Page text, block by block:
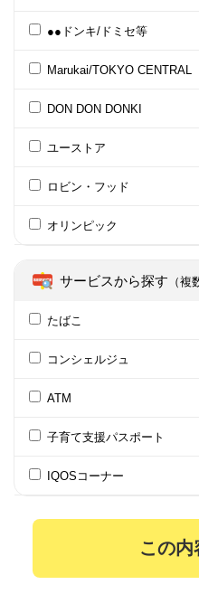
●●ドンキ/ドミセ等
Marukai/TOKYO CENTRAL
DON DON DONKI
ユーストア
ロビン・フッド
オリンピック
サービスから探す （複
たばこ
コンシェルジュ
ATM
子育て支援パスポート
IQOSコーナー